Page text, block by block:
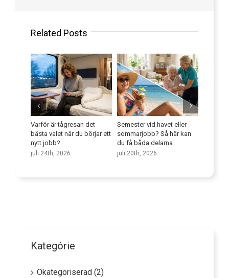
Related Posts
Varför är tågresan det
bästa valet när du börjar ett
nytt jobb?
juli 24th, 2026
Semester vid havet eller
sommarjobb? Så här kan
du få båda delarna
juli 20th, 2026
Kategórie
Okategoriserad (2)